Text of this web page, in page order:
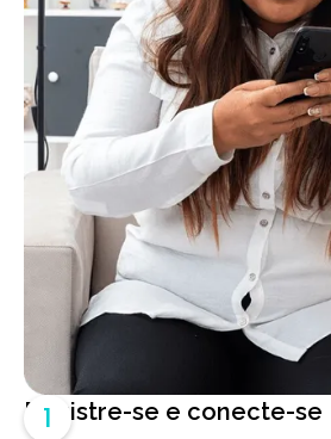
1
Registre-se e conecte-se